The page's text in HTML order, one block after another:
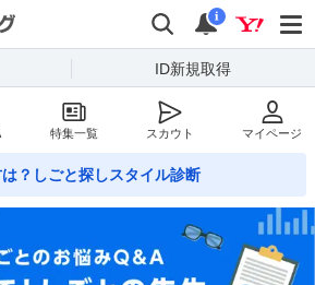
Yahoo!しごとカタログ
検索
通知
i
ID新規取得
特集一覧 スカウト マイページ
？しごと探しスタイル診断